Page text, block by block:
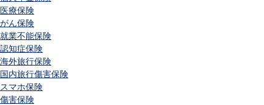
医療保険
がん保険
就業不能保険
認知症保険
海外旅行保険
国内旅行傷害保険
スマホ保険
傷害保険